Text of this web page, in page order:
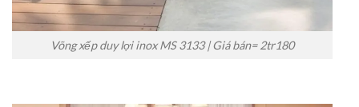
Võng xếp duy lợi inox MS 3133 | Giá bán= 2tr180